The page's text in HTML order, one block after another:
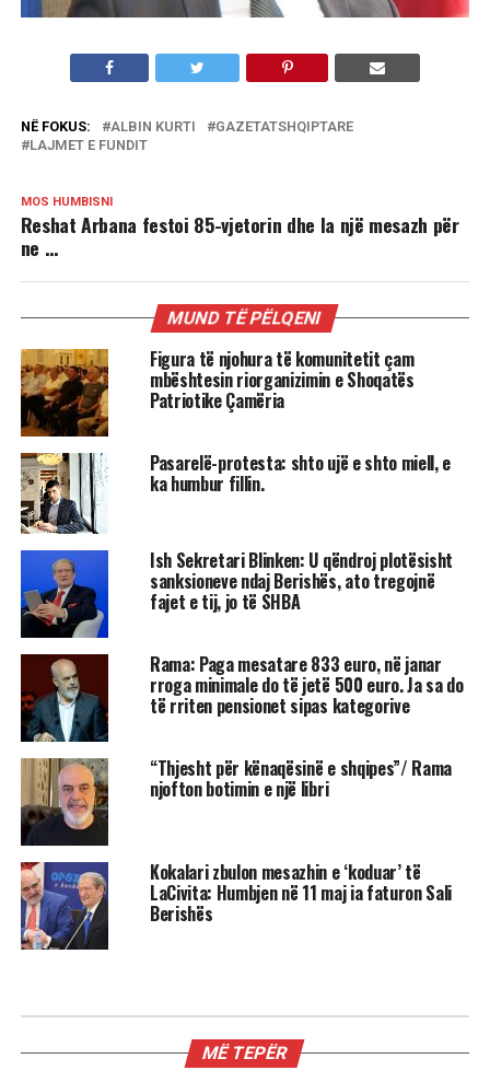
NË FOKUS: ALBIN KURTI
GAZETATSHQIPTARE
LAJMET E FUNDIT
MOS HUMBISNI
Reshat Arbana festoi 85-vjetorin dhe la një mesazh për
ne …
MUND TË PËLQENI
Figura të njohura të komunitetit çam
mbështesin riorganizimin e Shoqatës
Patriotike Çamëria
Pasarelë-protesta: shto ujë e shto miell, e
ka humbur fillin.
Ish Sekretari Blinken: U qëndroj plotësisht
sanksioneve ndaj Berishës, ato tregojnë
fajet e tij, jo të SHBA
Rama: Paga mesatare 833 euro, në janar
rroga minimale do të jetë 500 euro. Ja sa do
të rriten pensionet sipas kategorive
“Thjesht për kënaqësinë e shqipes”/ Rama
njofton botimin e një libri
Kokalari zbulon mesazhin e ‘koduar’ të
LaCivita: Humbjen në 11 maj ia faturon Sali
Berishës